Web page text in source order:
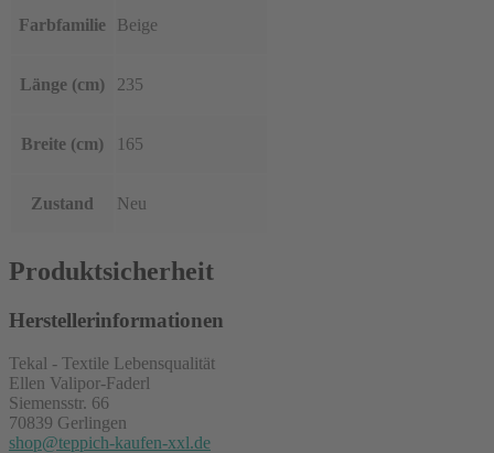
Farbfamilie Beige
Länge (cm) 235
Breite (cm) 165
Zustand Neu
Produktsicherheit
Herstellerinformationen
Tekal - Textile Lebensqualität
Ellen Valipor-Faderl
Siemensstr. 66
70839 Gerlingen
shop@teppich-kaufen-xxl.de